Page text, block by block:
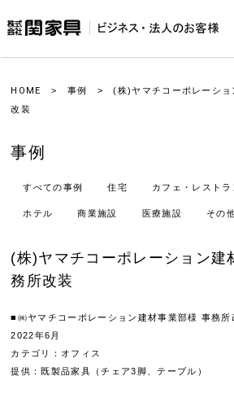
HOME > 事例
> (株)ヤマチコーポレーショ
改装
事例
すべての事例 住宅 カフェ・レストラ
ホテル 商業施設 医療施設 その
(株)ヤマチコーポレーション
務所改装
■㈱ヤマチコーポレーション建材事業部様 事務
2022年6月
カテゴリ：オフィス
提供：既製品家具（チェア3脚、テーブル）